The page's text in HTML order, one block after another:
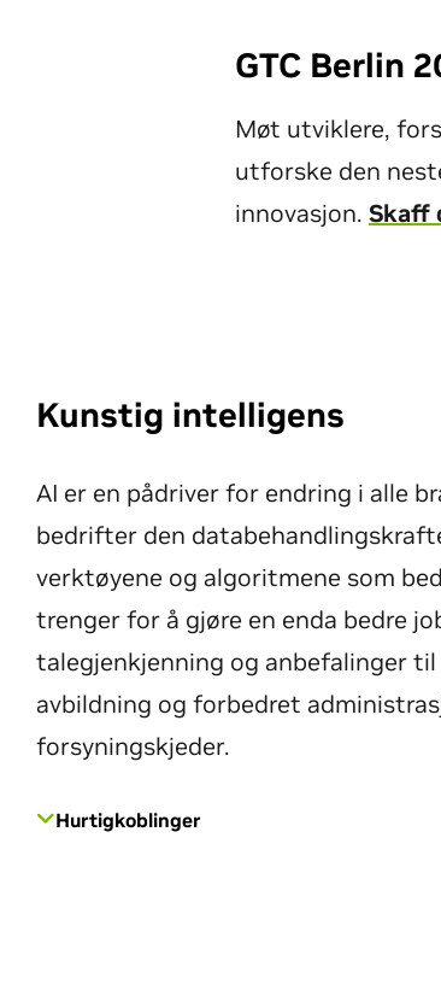
GTC Berlin
Møt utviklere,
utforske den
innovasjon. Skaff
Kunstig intelligens
AI er en pådriver for endring i alle
bedrifter den
verktøyene og algoritmene som
trenger for å gjøre en enda bedre
talegjenkjenning og anbefalinger
avbildning og forbedret
forsyningskjeder.
Hurtigkoblinger